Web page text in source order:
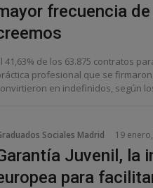
frecuencia
41,63% de los 63.875 contratos
profesional que se
en indefinidos, según
Sociales Madrid 19
Juvenil, la
para